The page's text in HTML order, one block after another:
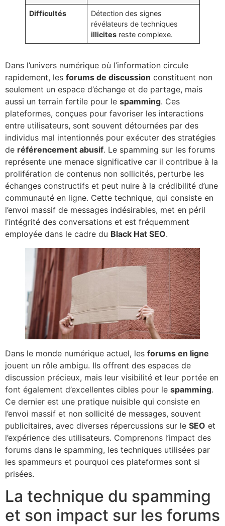
Difficultés
Détection des signes
révélateurs de techniques
illicites reste complexe.
Dans l’univers numérique où l’information circule
rapidement, les forums de discussion constituent non
seulement un espace d’échange et de partage, mais
aussi un terrain fertile pour le spamming. Ces
plateformes, conçues pour favoriser les interactions
entre utilisateurs, sont souvent détournées par des
individus mal intentionnés pour exécuter des stratégies
de référencement abusif. Le spamming sur les forums
représente une menace significative car il contribue à la
prolifération de contenus non sollicités, perturbe les
échanges constructifs et peut nuire à la crédibilité d’une
communauté en ligne. Cette technique, qui consiste en
l’envoi massif de messages indésirables, met en péril
l’intégrité des conversations et est fréquemment
employée dans le cadre du Black Hat SEO.
Dans le monde numérique actuel, les forums en ligne
jouent un rôle ambigu. Ils offrent des espaces de
discussion précieux, mais leur visibilité et leur portée en
font également d’excellentes cibles pour le spamming.
Ce dernier est une pratique nuisible qui consiste en
l’envoi massif et non sollicité de messages, souvent
publicitaires, avec diverses répercussions sur le SEO et
l’expérience des utilisateurs. Comprenons l’impact des
forums dans le spamming, les techniques utilisées par
les spammeurs et pourquoi ces plateformes sont si
prisées.
La technique du spamming
et son impact sur les forums